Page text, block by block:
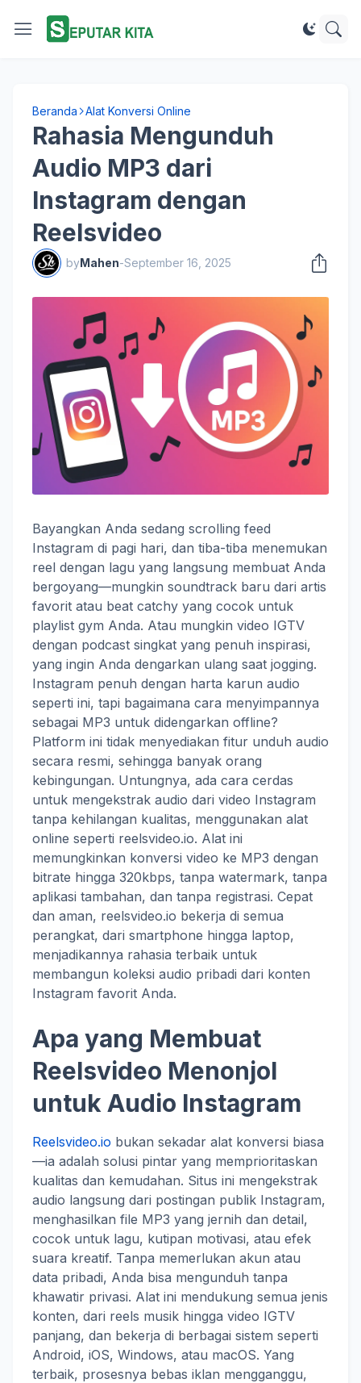
Beranda Alat Konversi Online
Rahasia Mengunduh
Audio MP3 dari
Instagram dengan
Reelsvideo
byMahen-September 16, 2025
Bayangkan Anda sedang scrolling feed
Instagram di pagi hari, dan tiba-tiba menemukan
reel dengan lagu yang langsung membuat Anda
bergoyang—mungkin soundtrack baru dari artis
favorit atau beat catchy yang cocok untuk
playlist gym Anda. Atau mungkin video IGTV
dengan podcast singkat yang penuh inspirasi,
yang ingin Anda dengarkan ulang saat jogging.
Instagram penuh dengan harta karun audio
seperti ini, tapi bagaimana cara menyimpannya
sebagai MP3 untuk didengarkan offline?
Platform ini tidak menyediakan fitur unduh audio
secara resmi, sehingga banyak orang
kebingungan. Untungnya, ada cara cerdas
untuk mengekstrak audio dari video Instagram
tanpa kehilangan kualitas, menggunakan alat
online seperti reelsvideo.io. Alat ini
memungkinkan konversi video ke MP3 dengan
bitrate hingga 320kbps, tanpa watermark, tanpa
aplikasi tambahan, dan tanpa registrasi. Cepat
dan aman, reelsvideo.io bekerja di semua
perangkat, dari smartphone hingga laptop,
menjadikannya rahasia terbaik untuk
membangun koleksi audio pribadi dari konten
Instagram favorit Anda.
Apa yang Membuat
Reelsvideo Menonjol
untuk Audio Instagram
Reelsvideo.io bukan sekadar alat konversi biasa
—ia adalah solusi pintar yang memprioritaskan
kualitas dan kemudahan. Situs ini mengekstrak
audio langsung dari postingan publik Instagram,
menghasilkan file MP3 yang jernih dan detail,
cocok untuk lagu, kutipan motivasi, atau efek
suara kreatif. Tanpa memerlukan akun atau
data pribadi, Anda bisa mengunduh tanpa
khawatir privasi. Alat ini mendukung semua jenis
konten, dari reels musik hingga video IGTV
panjang, dan bekerja di berbagai sistem seperti
Android, iOS, Windows, atau macOS. Yang
terbaik, prosesnya bebas iklan mengganggu,